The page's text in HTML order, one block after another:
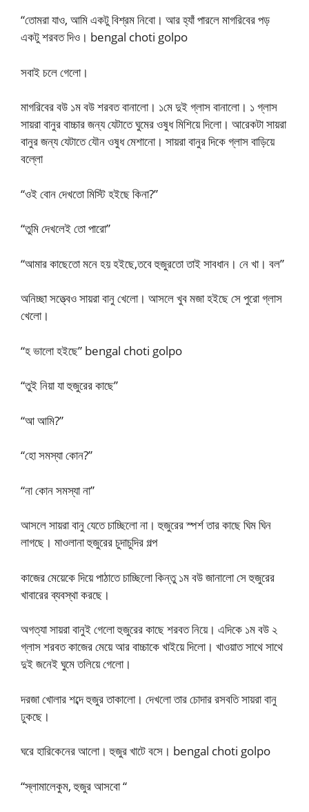
“তোমরা যাও, আমি একটু বিশ্রম নিবো। আর হ্যাঁ পারলে মাগরিবের পড়
একটু শরবত দিও। bengal choti golpo
সবাই চলে গেলো।
মাগরিবের বউ ১ম বউ শরবত বানালো। ১মে দুই গ্লাস বানালো। ১ গ্লাস
সায়রা বানুর বাচ্চার জন্য যেটাতে ঘুমের ওষুধ মিশিয়ে দিলো। আরেকটা সায়রা
বানুর জন্য যেটাতে যৌন ওষুধ মেশানো। সায়রা বানুর দিকে গ্লাস বাড়িয়ে
বল্লো
“ওই বোন দেখতো মিস্টি হইছে কিনা?”
“তুমি দেখলেই তো পারো”
“আমার কাছেতো মনে হয় হইছে,তবে হুজুরতো তাই সাবধান। নে খা। বল”
অনিচ্ছা সত্ত্বেও সায়রা বানু খেলো। আসলে খুব মজা হইছে সে পুরো গ্লাস
খেলো।
“হ ভালো হইছে” bengal choti golpo
“তুই নিয়া যা হুজুরের কাছে”
“আ আমি?”
“হো সমস্যা কোন?”
“না কোন সমস্যা না”
আসলে সায়রা বানু যেতে চাচ্ছিলো না। হুজুরের স্পর্শ তার কাছে ঘিম ঘিন
লাগছে। মাওলানা হুজুরের চুদাচুদির গল্প
কাজের মেয়েকে দিয়ে পাঠাতে চাচ্ছিলো কিন্তু ১ম বউ জানালো সে হুজুরের
খাবারের ব্যবস্থা করছে।
অগত্যা সায়রা বানুই গেলো হুজুরের কাছে শরবত নিয়ে। এদিকে ১ম বউ ২
গ্লাস শরবত কাজের মেয়ে আর বাচ্চাকে খাইয়ে দিলো। খাওয়াত সাথে সাথে
দুই জনেই ঘুমে তলিয়ে গেলো।
দরজা খোলার শব্দে হুজুর তাকালো। দেখলো তার চোদার রসবতি সায়রা বানু
ঢুকছে।
ঘরে হারিকেনের আলো। হুজুর খাটে বসে। bengal choti golpo
“স্লামালেকুম, হুজুর আসবো “